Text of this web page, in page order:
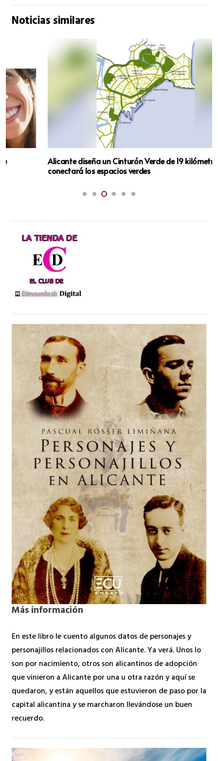
Noticias similares
Alicante diseña un Cinturón Verde de 19 kilómetros que
conectará los espacios verdes
Más información
En este libro le cuento algunos datos de personajes y
personajillos relacionados con Alicante. Ya verá. Unos lo
son por nacimiento, otros son alicantinos de adopción
que vinieron a Alicante por una u otra razón y aquí se
quedaron, y están aquellos que estuvieron de paso por la
capital alicantina y se marcharon llevándose un buen
recuerdo.